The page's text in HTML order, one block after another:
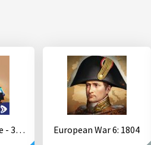
Tank Raid Online - 3v3 Battles European War 6: 1804